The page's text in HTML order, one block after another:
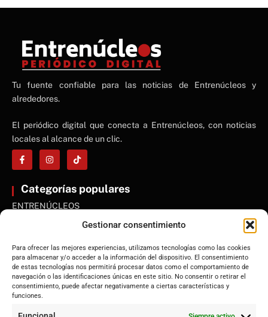
Gestionar consentimiento
Para ofrecer las mejores experiencias, utilizamos tecnologías como las cookies
para almacenar y/o acceder a la información del dispositivo. El consentimiento
de estas tecnologías nos permitirá procesar datos como el comportamiento de
navegación o las identificaciones únicas en este sitio. No consentir o retirar el
consentimiento, puede afectar negativamente a ciertas características y
funciones.
NE
NEWS ELEMENTOR
Tu fuente confiable para las noticias de Entrenúcleos y
alrededores.
El periódico digital que conecta a Entrenúcleos, con noticias
locales al alcance de un clic.
Categorías populares
ENTRENÚCLEOS
Andalucía
Internacional
Tecnología